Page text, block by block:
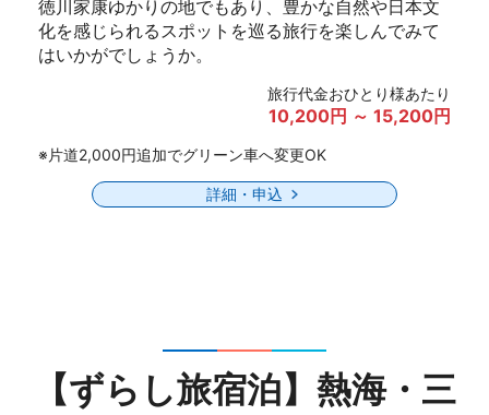
徳川家康ゆかりの地でもあり、豊かな自然や日本文
化を感じられるスポットを巡る旅行を楽しんでみて
はいかがでしょうか。
旅行代金おひとり様あたり
10,200円 ～ 15,200円
※片道2,000円追加でグリーン車へ変更OK
詳細・申込
【ずらし旅宿泊】熱海・三